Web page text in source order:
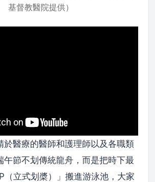
基督教醫院提供）
於醫療的醫師和護理師以及各職類
午節不划傳統龍舟，而是把時下最
（立式划槳）」搬進游泳池，大家